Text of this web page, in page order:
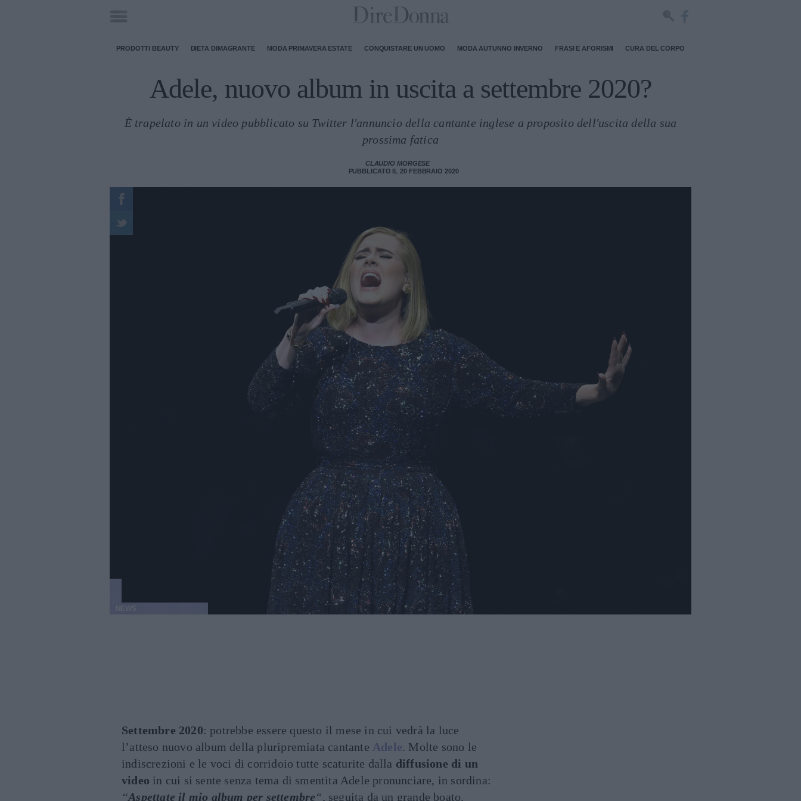
PRODOTTI BEAUTY DIETA DIMAGRANTE MODA PRIMAVERA ESTATE CONQUISTARE UN UOMO MODA AUTUNNO INVERNO FRASI E AFORISMI CURA DEL CORPO
Adele, nuovo album in uscita a settembre 2020?
È trapelato in un video pubblicato su Twitter l'annuncio della cantante inglese a proposito dell'uscita della sua
prossima fatica
CLAUDIO MORGESE
PUBBLICATO IL 20 FEBBRAIO 2020
Settembre 2020: potrebbe essere questo il mese in cui vedrà la luce
l’atteso nuovo album della pluripremiata cantante Adele. Molte sono le
indiscrezioni e le voci di corridoio tutte scaturite dalla diffusione di un
video in cui si sente senza tema di smentita Adele pronunciare, in sordina:
“Aspettate il mio album per settembre“, seguita da un grande boato.